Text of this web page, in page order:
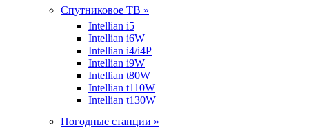
Спутниковое ТВ »
Intellian i5
Intellian i6W
Intellian i4/i4P
Intellian i9W
Intellian t80W
Intellian t110W
Intellian t130W
Погодные станции »